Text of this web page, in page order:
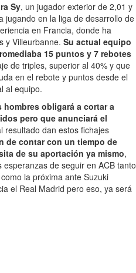
Sy, un jugador exterior de 2,01 y
jugando en la liga de desarrollo de
en Francia, donde ha
y Villeurbanne. Su actual equipo
15 puntos y 7 rebotes
de triples, superior al 40% y que
en el rebote y puntos desde el
al equipo.
hombres obligará a cortar a
pero que anunciará el
resultado dan estos fichajes
de contar con un tiempo de
de su aportación ya mismo,
de seguir en ACB tanto
la próxima ante Suzuki
el Real Madrid pero eso, ya será